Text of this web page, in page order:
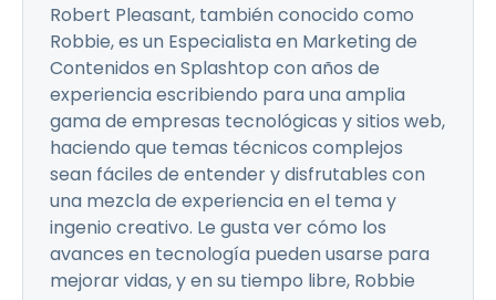
Robert Pleasant, también conocido como
Robbie, es un Especialista en Marketing de
Contenidos en Splashtop con años de
experiencia escribiendo para una amplia
gama de empresas tecnológicas y sitios web,
haciendo que temas técnicos complejos
sean fáciles de entender y disfrutables con
una mezcla de experiencia en el tema y
ingenio creativo. Le gusta ver cómo los
avances en tecnología pueden usarse para
mejorar vidas, y en su tiempo libre, Robbie